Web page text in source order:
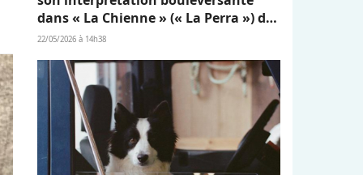
dans « La Chienne » (« La Perra ») de
Dominga Sotomayor
22/05/2026 à 14h38